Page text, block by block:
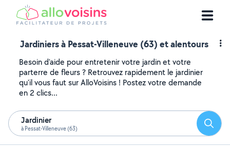
Jardiniers à Pessat-Villeneuve (63) et alentours
Besoin d'aide pour entretenir votre jardin et votre
parterre de fleurs ? Retrouvez rapidement le jardinier
qu'il vous faut sur AlloVoisins ! Postez votre demande
en 2 clics...
Jardinier
à Pessat-Villeneuve (63)